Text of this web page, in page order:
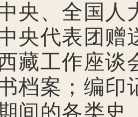
央、全国人
央代表团赠
藏工作座谈
档案； 编印
间的各类史